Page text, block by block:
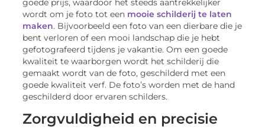
goede prijs, waardoor het steeds aantrekkelijker
wordt om je foto tot een mooie schilderij te laten
maken. Bijvoorbeeld een foto van een dierbare die je
bent verloren of een mooi landschap die je hebt
gefotografeerd tijdens je vakantie. Om een goede
kwaliteit te waarborgen wordt het schilderij die
gemaakt wordt van de foto, geschilderd met een
goede kwaliteit verf. De foto’s worden met de hand
geschilderd door ervaren schilders.
Zorgvuldigheid en precisie